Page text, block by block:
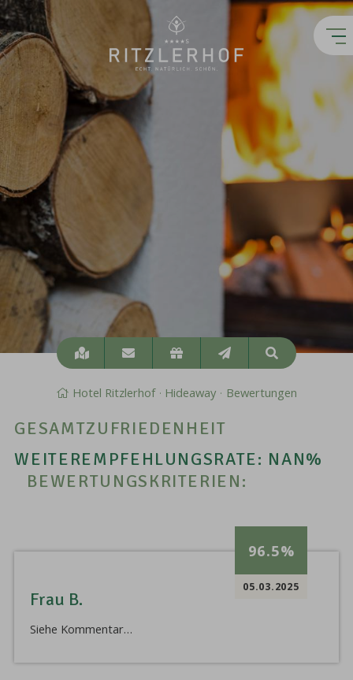
Lage
info@ritzlerhof.at
GutscheineNewsletterSuchen
Suchen
Hotel Ritzlerhof Hideaway Bewertungen
GESAMTZUFRIEDENHEIT
WEITEREMPFEHLUNGSRATE: NAN%
BEWERTUNGSKRITERIEN:
96.5%
05.03.2025
Frau B.
Siehe Kommentar…